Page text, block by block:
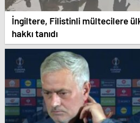
İngiltere, Filistinli mültecilere
hakkı tanıdı